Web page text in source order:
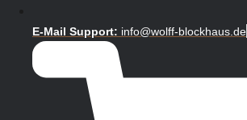
E-Mail Support: info@wolff-blockhaus.de